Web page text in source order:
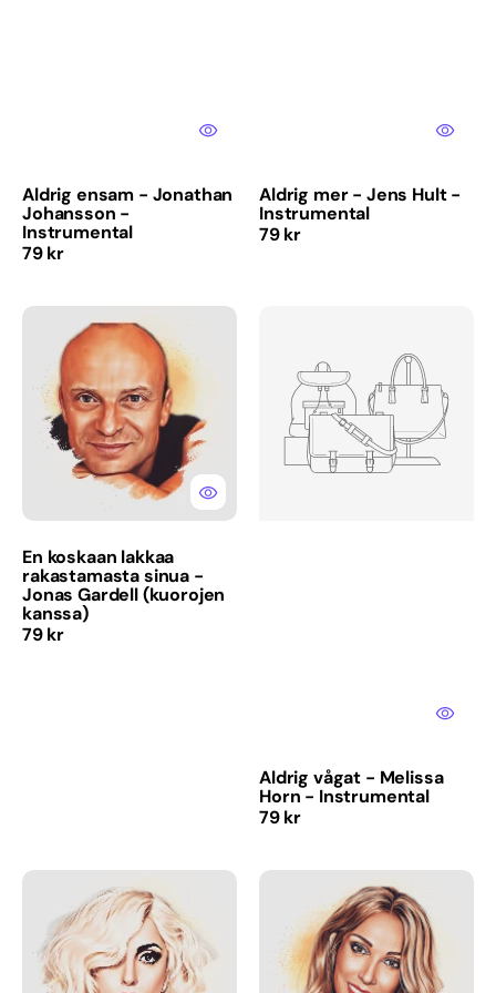
Aldrig ensam - Jonathan
Johansson -
Instrumental
Normaalihinta
79 kr
Aldrig mer - Jens Hult -
Instrumental
Normaalihinta
79 kr
En
koskaan
lakkaa
rakastamasta
sinua
Jonas
Gardell
kanssa)
En koskaan lakkaa
rakastamasta sinua -
Jonas Gardell (kuorojen
kanssa)
Normaalihinta
79 kr
Melissa
Horn
Instrumental
Aldrig vågat - Melissa
Horn - Instrumental
Normaalihinta
79 kr
Alejandro
Lady
GaGa
(kuoron
Kaikki
Celine
Dion